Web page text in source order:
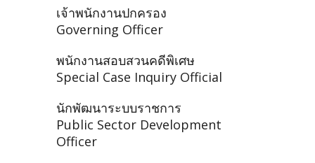
เจ้าพนักงานปกครอง
Governing Officer
พนักงานสอบสวนคดีพิเศษ
Special Case Inquiry Official
นักพัฒนาระบบราชการ
Public Sector Development
Officer